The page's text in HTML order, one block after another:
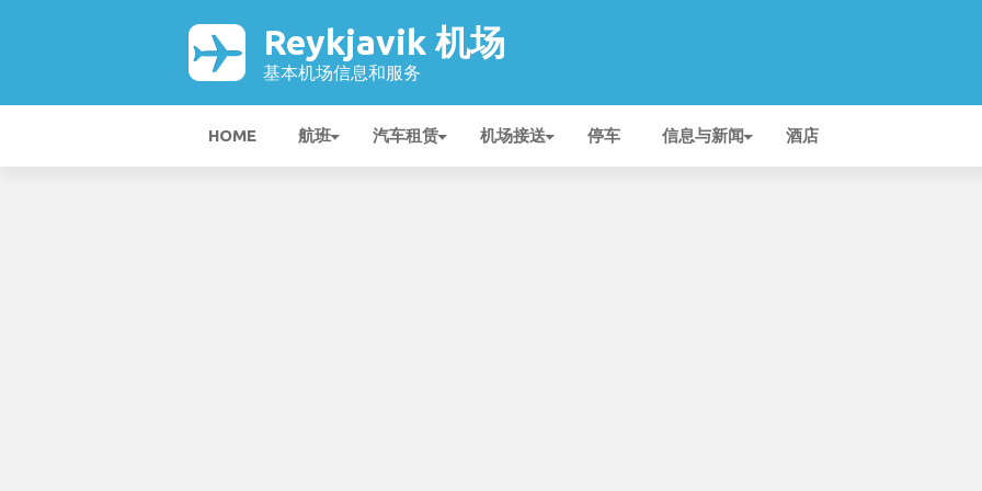
Reykjavik 机场
基本机场信息和服务
HOME 航班 汽车租赁 机场接送 停车 信息与新闻 酒店